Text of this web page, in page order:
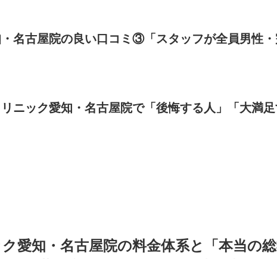
名古屋院の良い口コミ③「スタッフが全員男性
ニック愛知・名古屋院で「後悔する人」「大満
愛知・名古屋院の料金体系と「本当の